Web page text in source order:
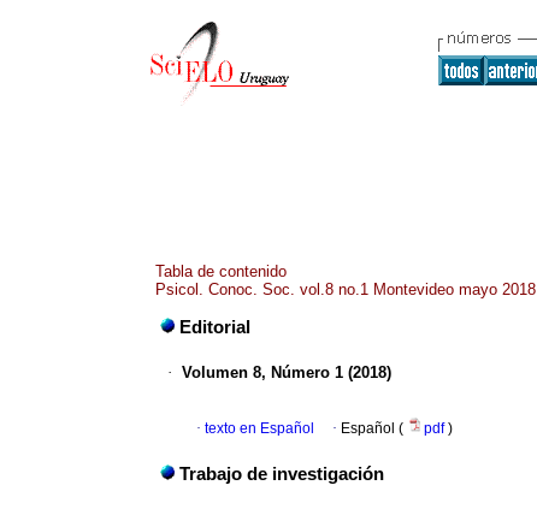
Tabla de contenido
Psicol. Conoc. Soc. vol.8 no.1 Montevideo mayo 2018
Editorial
· Volumen 8, Número 1 (2018)
· texto en Español · Español ( pdf)
Trabajo de investigación